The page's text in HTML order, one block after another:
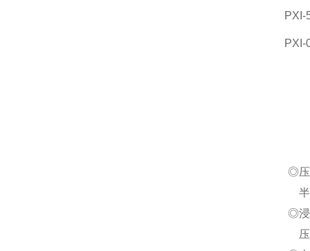
PXI-
PXI-
◎压
半
◎浸
压